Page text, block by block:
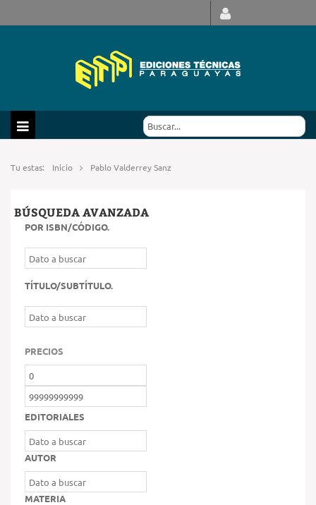
Tu estas: Inicio Pablo Valderrey Sanz
BÚSQUEDA AVANZADA
POR ISBN/CÓDIGO.
TÍTULO/SUBTÍTULO.
PRECIOS
EDITORIALES
AUTOR
MATERIA